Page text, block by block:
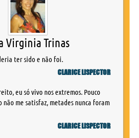
Virginia Trinas
ter sido e não foi.
CLARICE LISPECTOR
eu só vivo nos extremos. Pouco
não me satisfaz, metades nunca foram
CLARICE LISPECTOR